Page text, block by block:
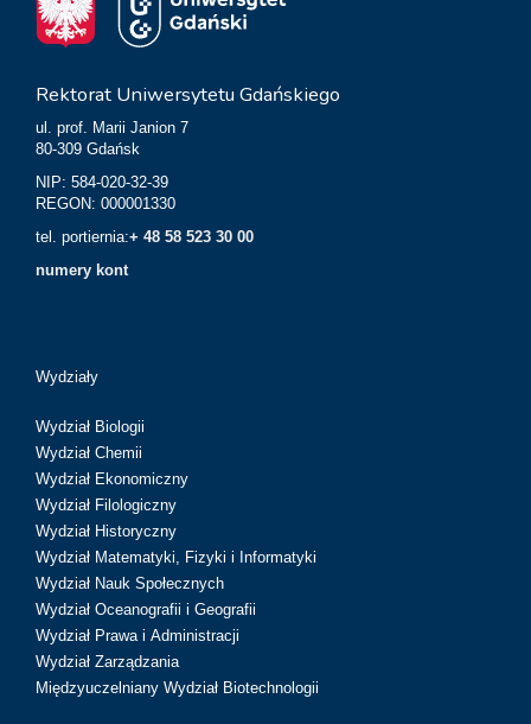
Rektorat Uniwersytetu Gdańskiego
ul. prof. Marii Janion 7
80-309 Gdańsk
NIP: 584-020-32-39
REGON: 000001330
tel. portiernia:+ 48 58 523 30 00
numery kont
Wydziały
Wydział Biologii
Wydział Chemii
Wydział Ekonomiczny
Wydział Filologiczny
Wydział Historyczny
Wydział Matematyki, Fizyki i Informatyki
Wydział Nauk Społecznych
Wydział Oceanografii i Geografii
Wydział Prawa i Administracji
Wydział Zarządzania
Międzyuczelniany Wydział Biotechnologii